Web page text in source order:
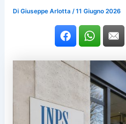
DiGiuseppe Arlotta /11 Giugno 2026